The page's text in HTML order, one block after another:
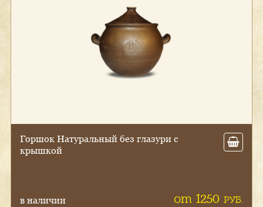
Гли­няный гор­шок На­тураль­ный, гла­
зуро­ваный из­нутри, с крыш­кой, с
на заказ от 3100РУБ.